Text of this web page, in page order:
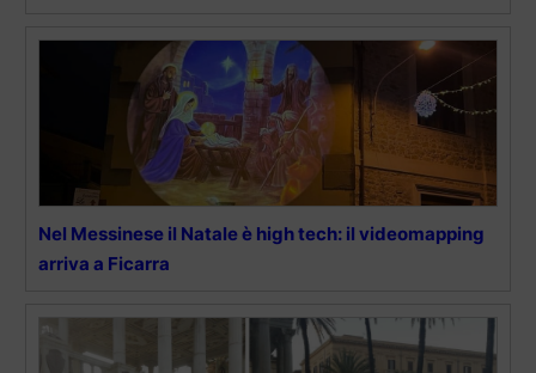
Nel Messinese il Natale è high tech: il videomapping
arriva a Ficarra